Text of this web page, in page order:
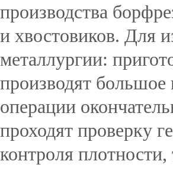
производства
и хвостовиков. Для
металлургии:
производят
операции
проходят проверку
контроля плотности,